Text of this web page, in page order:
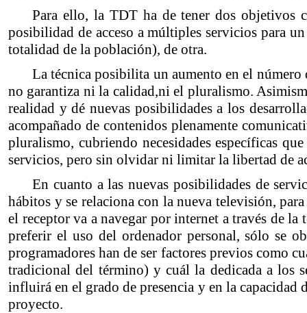
Para ello, la TDT ha de tener dos objetivos
posibilidad de acceso a múltiples servicios para
totalidad de la población), de otra.
La técnica posibilita un aumento en el
no garantiza ni la calidad,ni el pluralismo.
realidad y dé nuevas posibilidades a los
acompañado de contenidos plenamente
pluralismo, cubriendo necesidades específicas
servicios, pero sin olvidar ni limitar la libertad de
En cuanto a las nuevas posibilidades de
hábitos y se relaciona con la nueva televisión,
el receptor va a navegar por internet a través de
preferir el uso del ordenador personal, sólo se
programadores han de ser factores previos como
tradicional del término) y cuál la dedicada a los
influirá en el grado de presencia y en la capacidad
proyecto.